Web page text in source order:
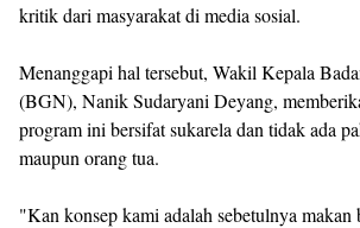
kritik dari masyarakat di media sosial.
Menanggapi hal tersebut, Wakil Kepala
(BGN), Nanik Sudaryani Deyang,
program ini bersifat sukarela dan tidak ada
maupun orang tua.
"Kan konsep kami adalah sebetulnya